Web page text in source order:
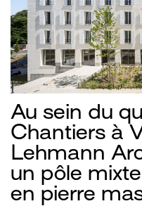
Au sein du
Chantiers à
Lehmann
un pôle
en pierre